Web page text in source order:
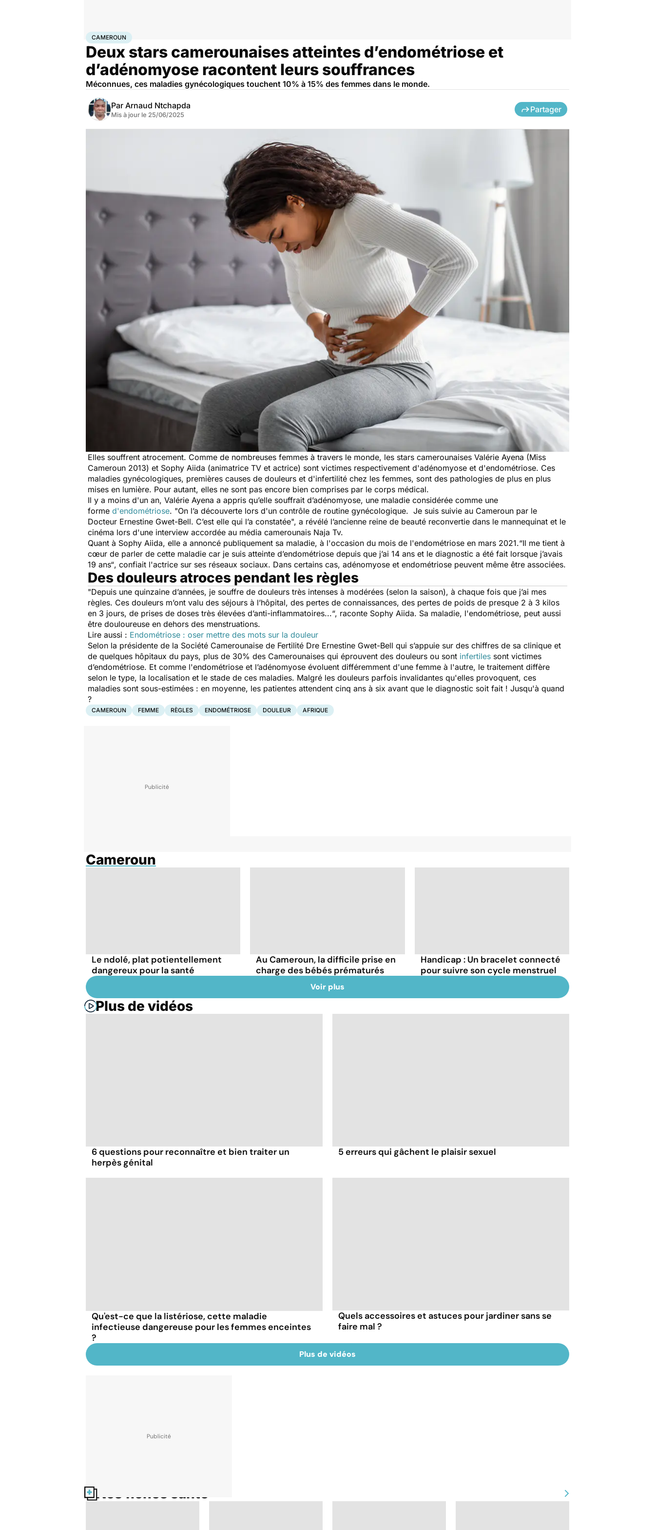
AccueilSantéCameroun
CAMEROUN
Deux stars camerounaises atteintes d’endométriose et
d’adénomyose racontent leurs souffrances
Méconnues, ces maladies gynécologiques touchent 10% à 15% des femmes dans le monde.
Par Arnaud Ntchapda
Mis à jour le 25/06/2025
Partager
Elles souffrent atrocement. Comme de nombreuses femmes à travers le monde, les stars camerounaises Valérie Ayena (Miss
Cameroun 2013) et Sophy Aiida (animatrice TV et actrice) sont victimes respectivement d'adénomyose et d'endométriose. Ces
maladies gynécologiques, premières causes de douleurs et d'infertilité chez les femmes, sont des pathologies de plus en plus
mises en lumière. Pour autant, elles ne sont pas encore bien comprises par le corps médical.
Il y a moins d'un an, Valérie Ayena a appris qu’elle souffrait d’adénomyose, une maladie considérée comme une
forme d'endométriose. "On l’a découverte lors d'un contrôle de routine gynécologique. Je suis suivie au Cameroun par le
Docteur Ernestine Gwet-Bell. C’est elle qui l’a constatée", a révélé l’ancienne reine de beauté reconvertie dans le mannequinat et le
cinéma lors d'une interview accordée au média camerounais Naja Tv.
Quant à Sophy Aiida, elle a annoncé publiquement sa maladie, à l'occasion du mois de l'endométriose en mars 2021.“Il me tient à
cœur de parler de cette maladie car je suis atteinte d’endométriose depuis que j’ai 14 ans et le diagnostic a été fait lorsque j’avais
19 ans“, confiait l'actrice sur ses réseaux sociaux. Dans certains cas, adénomyose et endométriose peuvent même être associées.
Des douleurs atroces pendant les règles
"Depuis une quinzaine d’années, je souffre de douleurs très intenses à modérées (selon la saison), à chaque fois que j’ai mes
règles. Ces douleurs m’ont valu des séjours à l’hôpital, des pertes de connaissances, des pertes de poids de presque 2 à 3 kilos
en 3 jours, de prises de doses très élevées d’anti-inflammatoires...“, raconte Sophy Aiida. Sa maladie, l'endométriose, peut aussi
être douloureuse en dehors des menstruations.
Lire aussi : Endométriose : oser mettre des mots sur la douleur
Selon la présidente de la Société Camerounaise de Fertilité Dre Ernestine Gwet-Bell qui s’appuie sur des chiffres de sa clinique et
de quelques hôpitaux du pays, plus de 30% des Camerounaises qui éprouvent des douleurs ou sont infertiles sont victimes
d’endométriose. Et comme l'endométriose et l’adénomyose évoluent différemment d'une femme à l'autre, le traitement diffère
selon le type, la localisation et le stade de ces maladies. Malgré les douleurs parfois invalidantes qu'elles provoquent, ces
maladies sont sous-estimées : en moyenne, les patientes attendent cinq ans à six avant que le diagnostic soit fait ! Jusqu'à quand
?
CAMEROUN FEMME RÈGLES ENDOMÉTRIOSE DOULEUR AFRIQUE
Cameroun
Le ndolé, plat potientellement
dangereux pour la santé
Au Cameroun, la difficile prise en
charge des bébés prématurés
Handicap : Un bracelet connecté
pour suivre son cycle menstruel
Voir plus
Plus de vidéos
6 questions pour reconnaître et bien traiter un
herpès génital
5 erreurs qui gâchent le plaisir sexuel
Qu'est-ce que la listériose, cette maladie
infectieuse dangereuse pour les femmes enceintes
?
Quels accessoires et astuces pour jardiner sans se
faire mal ?
Plus de vidéos
Nos fiches santé